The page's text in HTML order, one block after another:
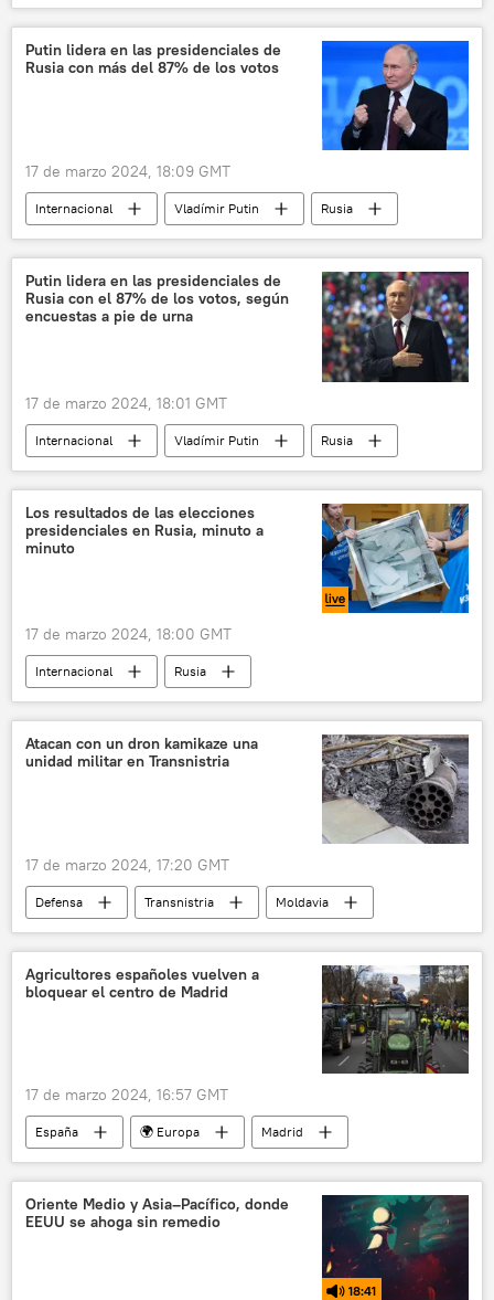
Elecciones presidenciales en Rusia (2024)
geopolítica
📊 Infografía
Putin lidera en las presidenciales de
Rusia con más del 87% de los votos
17 de marzo 2024, 18:09 GMT
Internacional Vladímir Putin
Rusia
Elecciones presidenciales en Rusia (2024)
Putin lidera en las presidenciales de
Rusia con el 87% de los votos, según
encuestas a pie de urna
17 de marzo 2024, 18:01 GMT
Internacional Vladímir Putin
Rusia
Elecciones presidenciales en Rusia (2024)
Los resultados de las elecciones
presidenciales en Rusia, minuto a
minuto
17 de marzo 2024, 18:00 GMT
Internacional
Rusia
Elecciones presidenciales en Rusia (2024)
votación
comicios elecciones
Atacan con un dron kamikaze una
unidad militar en Transnistria
17 de marzo 2024, 17:20 GMT
Defensa Transnistria
Moldavia
Ucrania
🌍 Europa dron de ataque
Agricultores españoles vuelven a
bloquear el centro de Madrid
17 de marzo 2024, 16:57 GMT
España 🌍 Europa
Madrid
protestas
agricultura granjeros
Oriente Medio y Asia–Pacífico, donde
EEUU se ahoga sin remedio
18:41